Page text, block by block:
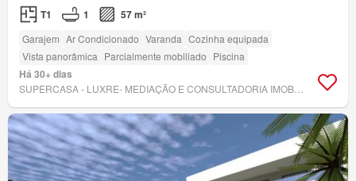
T1 1 57 m²
Garajem Ar Condicionado Varanda Cozinha equipada
Vista panorâmica Parcialmente mobiliado Piscina
Há 30+ dias